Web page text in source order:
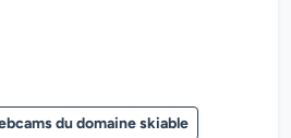
du domaine skiable